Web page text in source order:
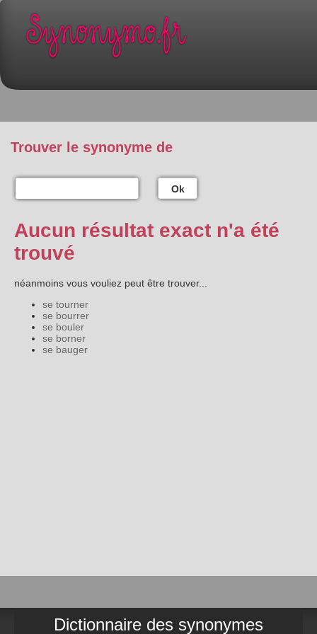
Trouver le synonyme de
Ok
Aucun résultat exact n'a été
trouvé
néanmoins vous vouliez peut être trouver...
se tourner
se bourrer
se bouler
se borner
se bauger
Dictionnaire des synonymes